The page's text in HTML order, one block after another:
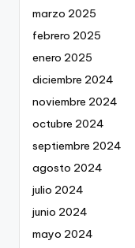
marzo 2025
febrero 2025
enero 2025
diciembre 2024
noviembre 2024
octubre 2024
septiembre 2024
agosto 2024
julio 2024
junio 2024
mayo 2024